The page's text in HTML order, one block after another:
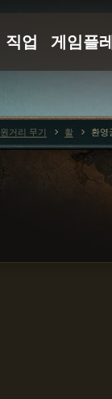
원거리 무기 활 환영